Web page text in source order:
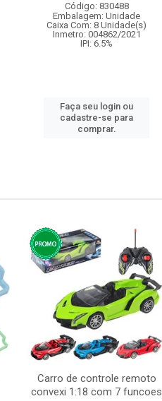
Código: 830488
Embalagem: Unidade
Caixa Com: 8 Unidade(s)
Inmetro: 004862/2021
IPI: 6.5%
Faça seu login ou
cadastre-se para
comprar.
Carro de controle remoto
convexi 1:18 com 7 funcoes